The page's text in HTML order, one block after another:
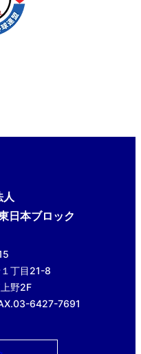
人
日本ブロック
１丁目21-8
野2F
6427-7691